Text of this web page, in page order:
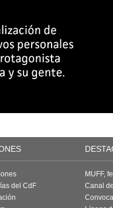
del CdF
MUFF,
Canal